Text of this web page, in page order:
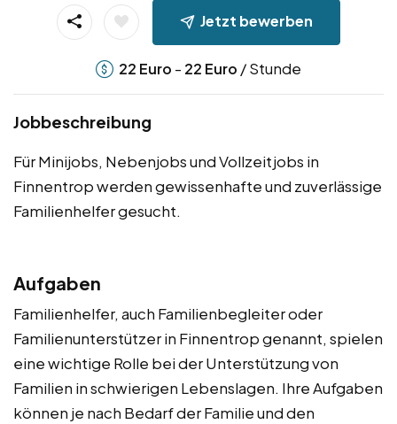
Jetzt bewerben
22 Euro - 22 Euro / Stunde
Jobbeschreibung
Für Minijobs, Nebenjobs und Vollzeitjobs in
Finnentrop werden gewissenhafte und zuverlässige
Familienhelfer gesucht.
Aufgaben
Familienhelfer, auch Familienbegleiter oder
Familienunterstützer in Finnentrop genannt, spielen
eine wichtige Rolle bei der Unterstützung von
Familien in schwierigen Lebenslagen. Ihre Aufgaben
können je nach Bedarf der Familie und den